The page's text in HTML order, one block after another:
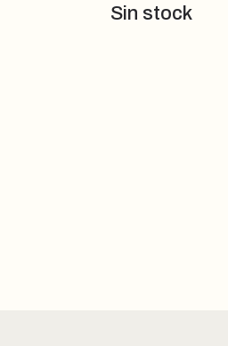
Sin stock